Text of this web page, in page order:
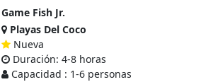
Game Fish Jr.
Playas Del Coco
Nueva
Duración: 4-8 horas
Capacidad : 1-6 personas